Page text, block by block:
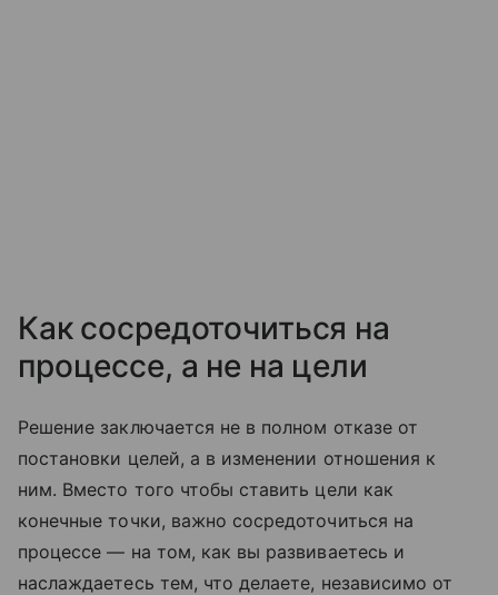
Как сосредоточиться на
процессе, а не на цели
Решение заключается не в полном отказе от
постановки целей, а в изменении отношения к
ним. Вместо того чтобы ставить цели как
конечные точки, важно сосредоточиться на
процессе — на том, как вы развиваетесь и
наслаждаетесь тем, что делаете, независимо от